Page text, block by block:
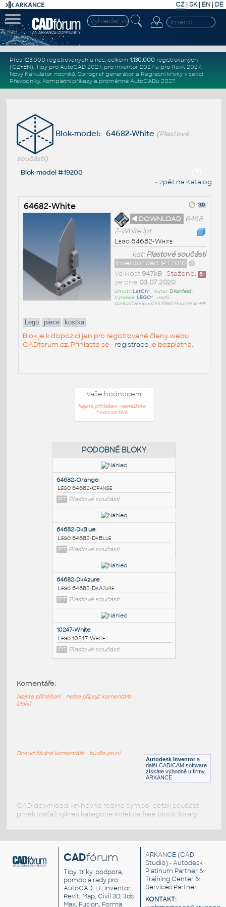
CZ | SK| EN | DE
Přes 123.000 registrovaných u nás, celkem 1.130.000registrovaných
(CZ+EN). Tipy pro AutoCAD 2027, pro Inventor 2027a pro Revit 2027.
Nový Kalkulátor nosníků, Spirograf generátor a Regresní křivkyv sekci
Převodníky. Kompletní příkazya proměnné AutoCADu 2027.
Blok-model: 64682-White (Plastové
součásti)
Blok-model #19200
« zpět na Katalog
64682-White
◄ DOWNLOAD
6468
2-White.ipt
Lego 64682-White
kat:Plastové součásti
Inventor part IPT2016
Staženo: 5x
Velikost 947kB•
ze dne 03.07.2020
Umístil: LatCh^ • Autor: D.Kohfeld•
Výrobce: LEGO^ • md5:
0a9baff899ea5f357f86179ede264e88
Lego piece kostka
Blok je k dispozici jen pro registrované členy webu
CADforum.cz. Přihlaste se - registrace je bezplatná.
Vaše hodnocení:
Nejste přihlášeni - nemůžete
hodnotit blok
PODOBNÉ BLOKY
64682-Orange:
Lego 64682-Orange
IPT Plastové součásti
64682-DkBlue:
Lego 64682-DkBlue
IPT
Plastové součásti
Lego 10247-White
Autodesk Inventor a
další CAD/CAM software
získáte výhodně u firmy
ARKANCE
Komentáře:
Nejste přihlášeni - nelze připojit komentáře
bloků
Dosud žádné komentáře - buďte první
CAD download: knihovna rodina symbol detail součást
prvek stafáž výkres kategorie kolekce free block library
CADfórum
Tipy, triky, podpora,
pomoc a rady pro
AutoCAD, LT, Inventor,
Revit, Map, Civil 3D, 3ds
Max, Fusion, Forma,
ARKANCE (CAD
Studio) - Autodesk
Platinum Partner &
Training Center &
Services Partner
KONTAKT: